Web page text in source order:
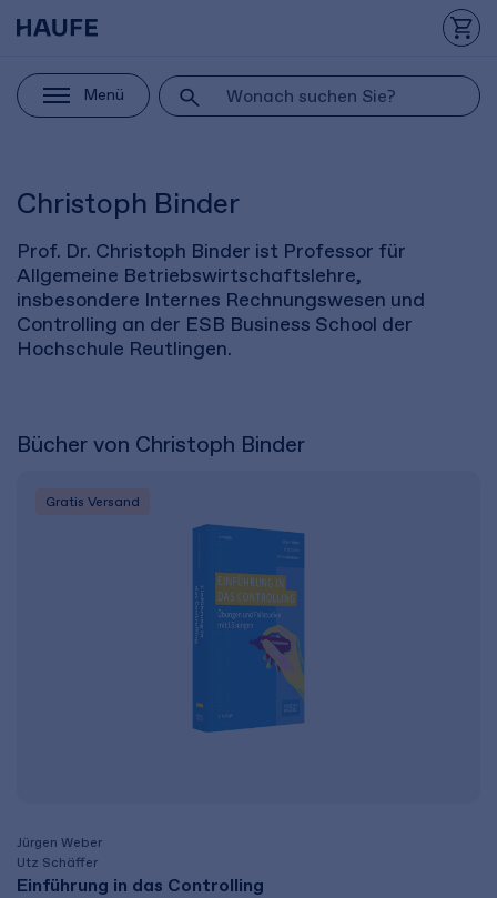
Menü
Christoph Binder
Prof. Dr. Christoph Binder ist Professor für
Allgemeine Betriebswirtschaftslehre,
insbesondere Internes Rechnungswesen und
Controlling an der ESB Business School der
Hochschule Reutlingen.
Bücher von Christoph Binder
Gratis Versand
Jürgen Weber
Utz Schäffer
Einführung in das Controlling